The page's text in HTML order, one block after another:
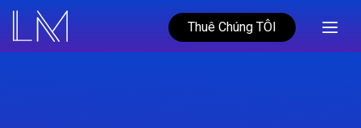
Thuê Chúng TÔI